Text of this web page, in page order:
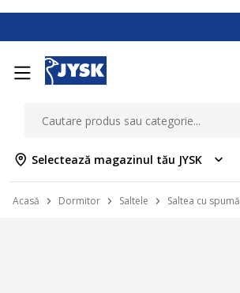
Selectează magazinul tău JYSK
Acasă Dormitor Saltele Saltea cu spumă